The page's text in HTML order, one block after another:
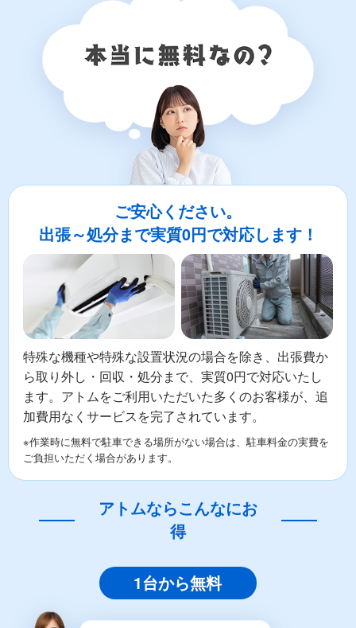
ご安心ください。
出張～処分まで実質0円で対応します！
特殊な機種や特殊な設置状況の場合を除き、出張費か
ら取り外し・回収・処分まで、実質0円で対応いたし
ます。アトムをご利用いただいた多くのお客様が、追
加費用なくサービスを完了されています。
※作業時に無料で駐車できる場所がない場合は、駐車料金の実費を
ご負担いただく場合があります。
アトムならこんなにお
得
1台から無料